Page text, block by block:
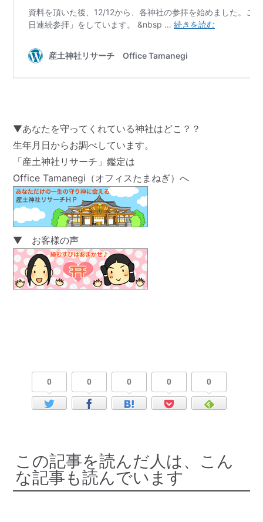
▼あなたを守ってくれている神社はどこ？？
生年月日からお調べしています。
「産土神社リサーチ」鑑定は
Office Tamanegi（オフィスたまねぎ）へ
▼ お客様の声
0 0 0 0 0
この記事を読んだ人は、こん
な記事も読んでいます